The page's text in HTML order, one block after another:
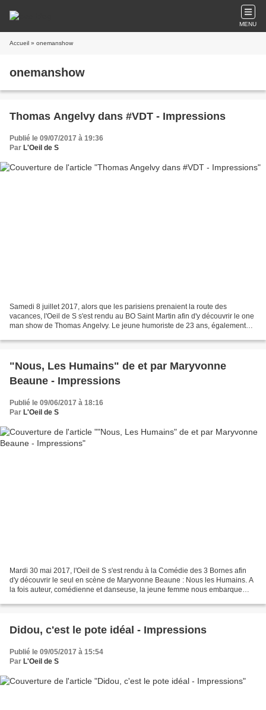
MENU
Accueil » onemanshow
onemanshow
Thomas Angelvy dans #VDT - Impressions
Publié le 09/07/2017 à 19:36
Par L'Oeil de S
Samedi 8 juillet 2017, alors que les parisiens prenaient la route des
vacances, l'Oeil de S s'est rendu au BO Saint Martin afin d'y découvrir le one
man show de Thomas Angelvy. Le jeune humoriste de 23 ans, également
"Nous, Les Humains" de et par Maryvonne
Beaune - Impressions
Publié le 09/06/2017 à 18:16
Par L'Oeil de S
Mardi 30 mai 2017, l'Oeil de S s'est rendu à la Comédie des 3 Bornes afin
d'y découvrir le seul en scène de Maryvonne Beaune : Nous les Humains. A
la fois auteur, comédienne et danseuse, la jeune femme nous embarque
Didou, c'est le pote idéal - Impressions
Publié le 09/05/2017 à 15:54
Par L'Oeil de S